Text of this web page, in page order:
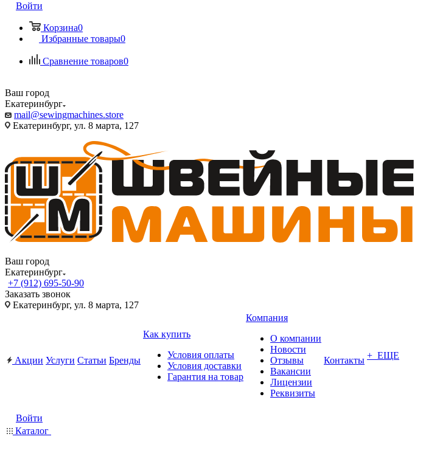
Войти
Корзина0
Избранные товары0
Сравнение товаров0
Ваш город
Екатеринбург
mail@sewingmachines.store
Екатеринбург, ул. 8 марта, 127
Ваш город
Екатеринбург
+7 (912) 695-50-90
Заказать звонок
Екатеринбург, ул. 8 марта, 127
Акции Услуги Статьи Бренды
Как купить
Условия оплаты
Условия доставки
Гарантия на товар
Компания
О компании
Новости
Отзывы
Вакансии
Лицензии
Реквизиты
Контакты + ЕЩЕ
Войти
Каталог